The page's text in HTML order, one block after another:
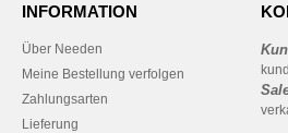
INFORMATION
Über Needen
Meine Bestellung verfolgen
Zahlungsarten
Lieferung